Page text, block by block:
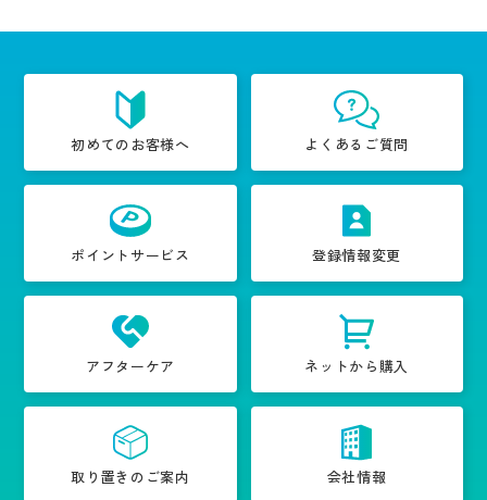
初めてのお客様へ よくあるご質問
ポイントサービス 登録情報変更
アフターケア ネットから購入
取り置きのご案内 会社情報